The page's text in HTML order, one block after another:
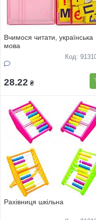
Вчимося читати, українська
мова
Код:
28.22 ₴
Рахівниця шкільна